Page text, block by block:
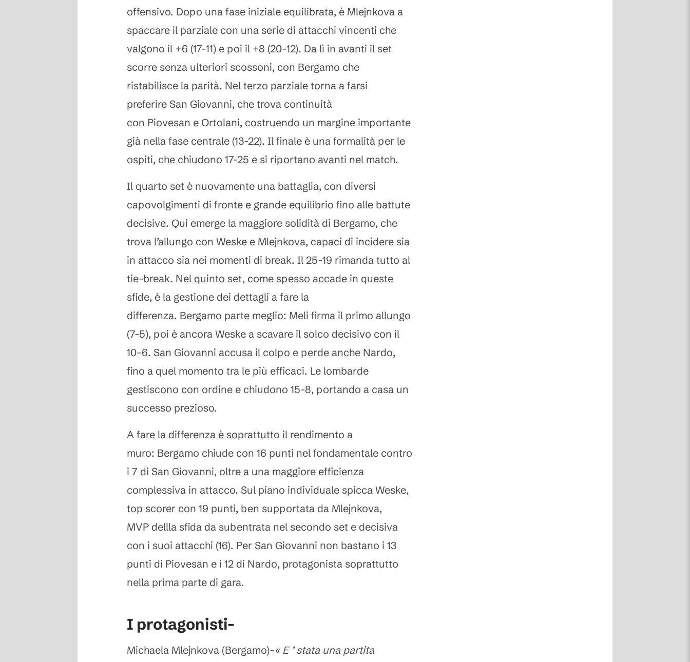
offensivo. Dopo una fase iniziale equilibrata, è Mlejnkova a
spaccare il parziale con una serie di attacchi vincenti che
valgono il +6 (17-11) e poi il +8 (20-12). Da lì in avanti il set
scorre senza ulteriori scossoni, con Bergamo che
ristabilisce la parità. Nel terzo parziale torna a farsi
preferire San Giovanni, che trova continuità
con Piovesan e Ortolani, costruendo un margine importante
già nella fase centrale (13-22). Il finale è una formalità per le
ospiti, che chiudono 17-25 e si riportano avanti nel match.
Il quarto set è nuovamente una battaglia, con diversi
capovolgimenti di fronte e grande equilibrio fino alle battute
decisive. Qui emerge la maggiore solidità di Bergamo, che
trova l’allungo con Weske e Mlejnkova, capaci di incidere sia
in attacco sia nei momenti di break. Il 25-19 rimanda tutto al
tie-break. Nel quinto set, come spesso accade in queste
sfide, è la gestione dei dettagli a fare la
differenza. Bergamo parte meglio: Meli firma il primo allungo
(7-5), poi è ancora Weske a scavare il solco decisivo con il
10-6. San Giovanni accusa il colpo e perde anche Nardo,
fino a quel momento tra le più efficaci. Le lombarde
gestiscono con ordine e chiudono 15-8, portando a casa un
successo prezioso.
A fare la differenza è soprattutto il rendimento a
muro: Bergamo chiude con 16 punti nel fondamentale contro
i 7 di San Giovanni, oltre a una maggiore efficienza
complessiva in attacco. Sul piano individuale spicca Weske,
top scorer con 19 punti, ben supportata da Mlejnkova,
MVP dellla sfida da subentrata nel secondo set e decisiva
con i suoi attacchi (16). Per San Giovanni non bastano i 13
punti di Piovesan e i 12 di Nardo, protagonista soprattutto
nella prima parte di gara.
I protagonisti-
Michaela Mlejnkova (Bergamo)-« E ’ stata una partita